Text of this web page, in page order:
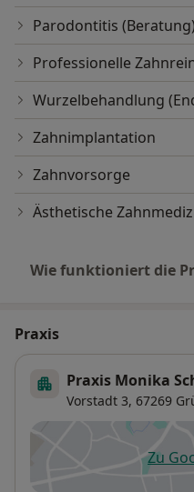
Parodontitis (Beratung)
Professionelle
Wurzelbehandlung
Zahnimplantation
Zahnvorsorge
Ästhetische
Wie funktioniert die
Praxis
Praxis Monika
Vorstadt 3, 67269
Zu